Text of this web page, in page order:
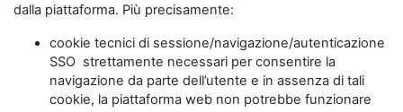
dalla piattaforma. Più precisamente:
cookie tecnici di sessione/navigazione/autenticazione
SSO strettamente necessari per consentire la
navigazione da parte dell’utente e in assenza di tali
cookie, la piattaforma web non potrebbe funzionare